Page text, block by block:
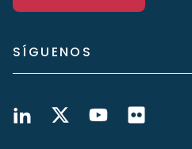
SÍGUENOS